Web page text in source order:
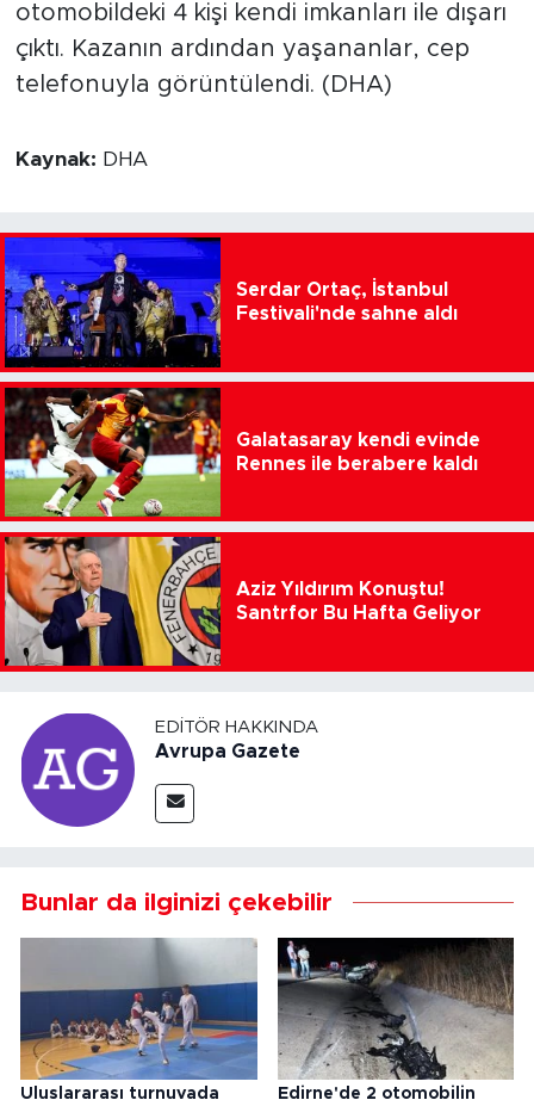
otomobildeki 4 kişi kendi imkanları ile dışarı
çıktı. Kazanın ardından yaşananlar, cep
telefonuyla görüntülendi. (DHA)
Kaynak: DHA
Serdar Ortaç, İstanbul
Festivali'nde sahne aldı
Galatasaray kendi evinde
Rennes ile berabere kaldı
Aziz Yıldırım Konuştu!
Santrfor Bu Hafta Geliyor
EDITÖR HAKKINDA
Avrupa Gazete
Bunlar da ilginizi çekebilir
Uluslararası turnuvada Edirne'de 2 otomobilin